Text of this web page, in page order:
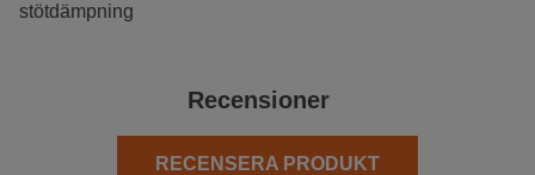
stötdämpning
Recensioner
RECENSERA PRODUKT